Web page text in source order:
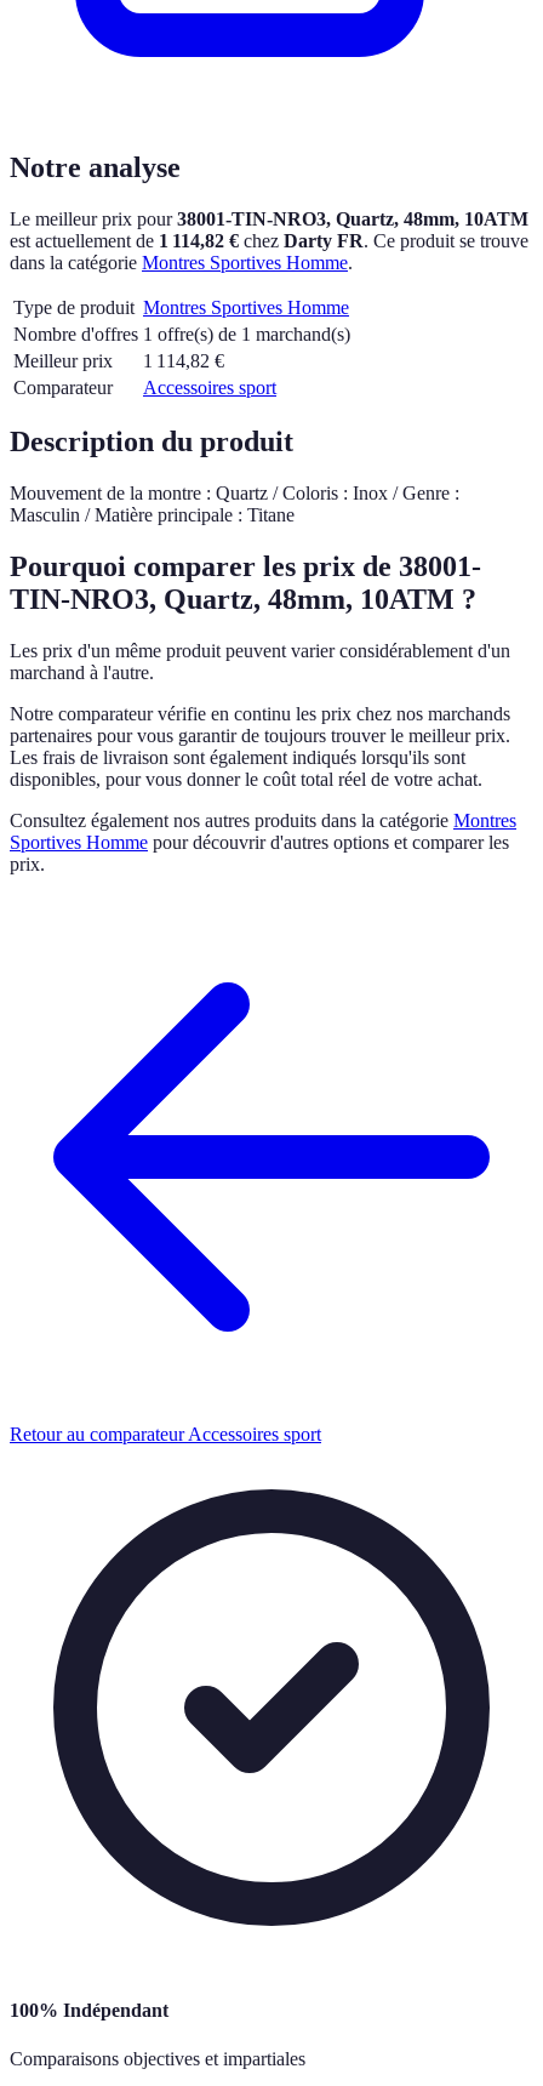
Notre analyse
Le meilleur prix pour38001-TIN-NRO3, Quartz, 48mm, 10ATM
est actuellement de 1 114,82 € chez Darty FR. Ce produit se trouve
dans la catégorie Montres Sportives Homme.
Type de produit Montres Sportives Homme
Nombre d'offres 1 offre(s) de 1 marchand(s)
Meilleur prix
1 114,82 €
Comparateur
Accessoires sport
Description du produit
Mouvement de la montre : Quartz / Coloris : Inox / Genre :
Masculin / Matière principale : Titane
Pourquoi comparer les prix de 38001-
TIN-NRO3, Quartz, 48mm, 10ATM ?
Les prix d'un même produit peuvent varier considérablement d'un
marchand à l'autre.
Notre comparateur vérifie en continu les prix chez nos marchands
partenaires pour vous garantir de toujours trouver le meilleur prix.
Les frais de livraison sont également indiqués lorsqu'ils sont
disponibles, pour vous donner le coût total réel de votre achat.
Consultez également nos autres produits dans la catégorie Montres
Sportives Homme pour découvrir d'autres options et comparer les
prix.
Retour au comparateur Accessoires sport
100% Indépendant
Comparaisons objectives et impartiales